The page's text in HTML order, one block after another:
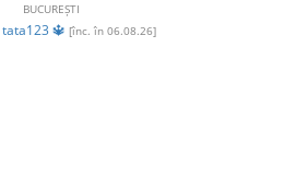
BUCUREȘTI
tata123 🔱 [înc. în 06.08.26]